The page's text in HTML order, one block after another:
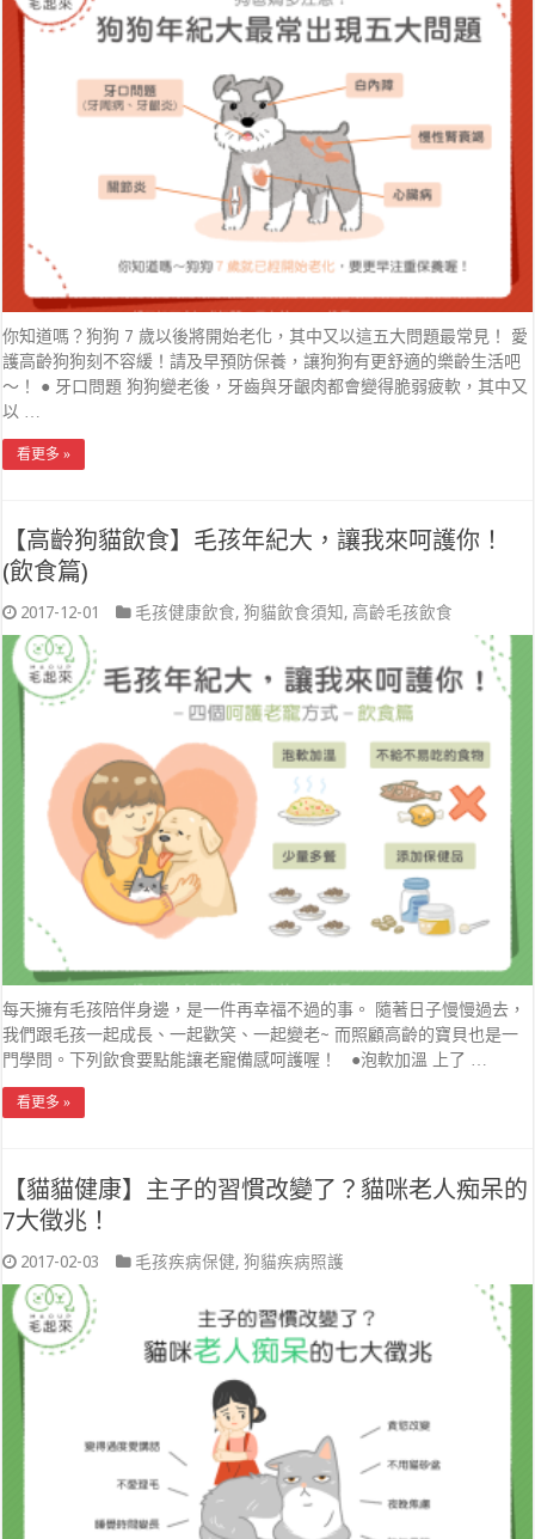
你知道嗎？狗狗 7 歲以後將開始老化，其中又以這五大問題最常見！ 愛
護高齡狗狗刻不容緩！請及早預防保養，讓狗狗有更舒適的樂齡生活吧
～！ ● 牙口問題 狗狗變老後，牙齒與牙齦肉都會變得脆弱疲軟，其中又
以 …
看更多 »
【高齡狗貓飲食】毛孩年紀大，讓我來呵護你！
(飲食篇)
2017-12-01 毛孩健康飲食,狗貓飲食須知, 高齡毛孩飲食
每天擁有毛孩陪伴身邊，是一件再幸福不過的事。 隨著日子慢慢過去，
我們跟毛孩一起成長、一起歡笑、一起變老~ 而照顧高齡的寶貝也是一
門學問。下列飲食要點能讓老寵備感呵護喔！ ●泡軟加溫 上了 …
看更多 »
【貓貓健康】主子的習慣改變了？貓咪老人痴呆的
7大徵兆！
2017-02-03 毛孩疾病保健,狗貓疾病照護